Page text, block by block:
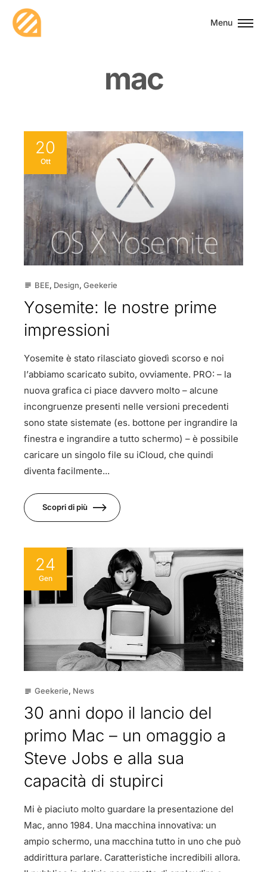
Menu
mac
20
Ott
subject BEE, Design, Geekerie
Yosemite: le nostre prime
impressioni
Yosemite è stato rilasciato giovedì scorso e noi
l’abbiamo scaricato subito, ovviamente. PRO: – la
nuova grafica ci piace davvero molto – alcune
incongruenze presenti nelle versioni precedenti
sono state sistemate (es. bottone per ingrandire la
finestra e ingrandire a tutto schermo) – è possibile
caricare un singolo file su iCloud, che quindi
diventa facilmente...
Scopri di più
24
Gen
subject Geekerie, News
30 anni dopo il lancio del
primo Mac – un omaggio a
Steve Jobs e alla sua
capacità di stupirci
Mi è piaciuto molto guardare la presentazione del
Mac, anno 1984. Una macchina innovativa: un
ampio schermo, una macchina tutto in uno che può
addirittura parlare. Caratteristiche incredibili allora.